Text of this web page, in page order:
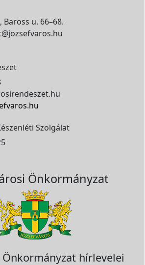
Baross u. 66–68.
Szolgálat
Önkormányzat
Önkormányzat hírlevelei